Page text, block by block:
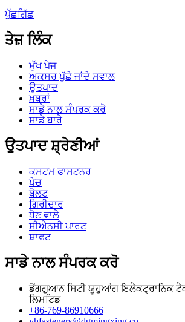
ਪੁੱਛਗਿੱਛ
ਤੇਜ਼ ਲਿੰਕ
ਮੁੱਖ ਪੇਜ
ਅਕਸਰ ਪੁੱਛੇ ਜਾਂਦੇ ਸਵਾਲ
ਉਤਪਾਦ
ਖ਼ਬਰਾਂ
ਸਾਡੇ ਨਾਲ ਸੰਪਰਕ ਕਰੋ
ਸਾਡੇ ਬਾਰੇ
ਉਤਪਾਦ ਸ਼੍ਰੇਣੀਆਂ
ਕਸਟਮ ਫਾਸਟਨਰ
ਪੇਚ
ਬੋਲਟ
ਗਿਰੀਦਾਰ
ਧੋਣ ਵਾਲੇ
ਸੀਐਨਸੀ ਪਾਰਟ
ਸ਼ਾਫਟ
ਸਾਡੇ ਨਾਲ ਸੰਪਰਕ ਕਰੋ
ਡੋਂਗਗੁਆਨ ਸਿਟੀ ਯੂਹੁਆਂਗ ਇਲੈਕਟ੍ਰਾਨਿਕ
ਲਿਮਟਿਡ
+86-769-86910666